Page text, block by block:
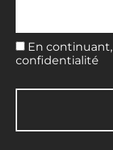
En
confidentialité